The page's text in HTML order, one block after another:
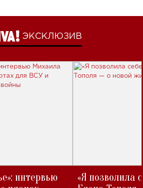
ЭКСКЛЮЗИВ
интервью
«Я позволила